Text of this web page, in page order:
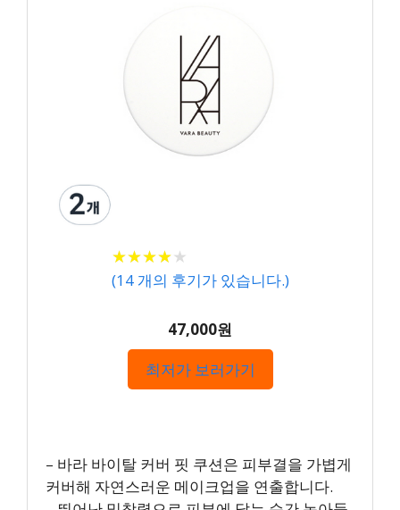
★★★★★
★★★★★
(14개의 후기가 있습니다.)
47,000원
최저가 보러가기
– 바라 바이탈 커버 핏 쿠션은 피부결을 가볍게
커버해 자연스러운 메이크업을 연출합니다.